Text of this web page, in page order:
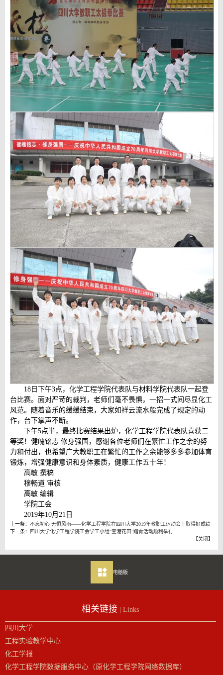
18日下午3点，化学工程学院代表队与材料学院代表队一起登
台比赛。面对严苛的裁判，老师们毫不畏惧，一招一式间尽显化工
风范。随着音乐的缓缓结束，大家如祥云流水般完成了规定的动
作，台下掌声不断。
下午5点半，最终比赛结果出炉，化学工程学院代表队喜获二
等奖！健魄铭志 修身强国，感谢各位老师们在繁忙工作之余的努
力和付出，也希望广大教职工在繁忙的工作之余能够多多参加体育
锻炼，增强健康意识和身体素质，健康工作五十年！
高敏 撰稿
穆畅道 审核
高敏 编辑
学院工会
2019年10月21日
上一条： 不忘初心 无惧风雨——化学工程学院在四川大学2019年教职工运动会上取得好成绩
下一条： 四川大学化学工程学院工会学工小组“空港花田”踏青活动顺利举行
【关闭 】
电脑版
相关链接 | Links
四川大学
工程实验教学中心
化工学报
化学工程学院数据服务中心（原化学工程学院网络数据库）